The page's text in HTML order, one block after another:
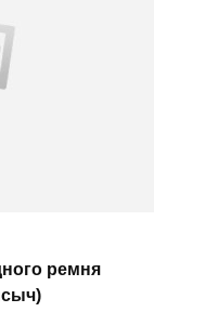
ремня